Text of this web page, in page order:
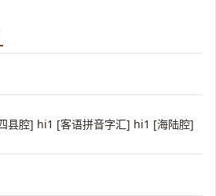
县腔] hi1 [客语拼音字汇] hi1 [海陆腔]